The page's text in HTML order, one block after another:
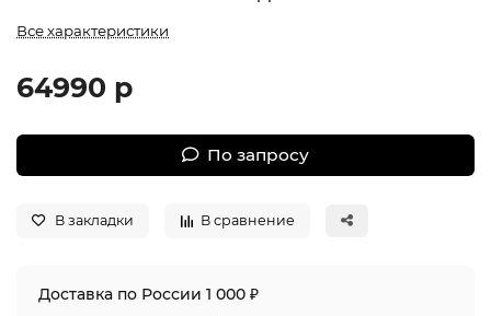
Все характеристики
64990 р
По запросу
В закладки В сравнение
Доставка по России 1 000 ₽